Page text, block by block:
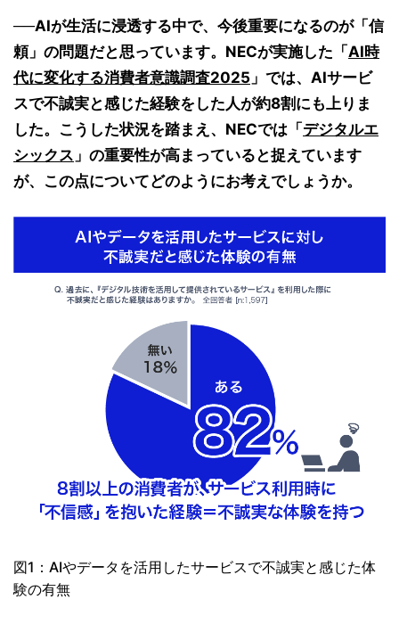
──AIが生活に浸透する中で、今後重要になるのが「信
頼」の問題だと思っています。NECが実施した「 AI時
代に変化する消費者意識調査2025 」では、AIサービ
スで不誠実と感じた経験をした人が約8割にも上りま
した。こうした状況を踏まえ、NECでは「 デジタルエ
シックス 」の重要性が高まっていると捉えています
が、この点についてどのようにお考えでしょうか。
図1：AIやデータを活用したサービスで不誠実と感じた体
験の有無